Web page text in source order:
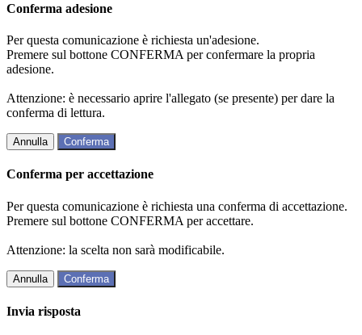
Conferma adesione
Per questa comunicazione è richiesta un'adesione.
Premere sul bottone CONFERMA per confermare la propria
adesione.
Attenzione: è necessario aprire l'allegato (se presente) per dare la
conferma di lettura.
Annulla Conferma
Conferma per accettazione
Per questa comunicazione è richiesta una conferma di accettazione.
Premere sul bottone CONFERMA per accettare.
Attenzione: la scelta non sarà modificabile.
Annulla Conferma
Invia risposta